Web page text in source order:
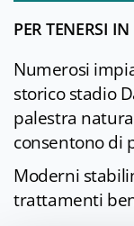
PER TENERSI
Numerosi
storico stadio
palestra
consentono di
Moderni
trattamenti